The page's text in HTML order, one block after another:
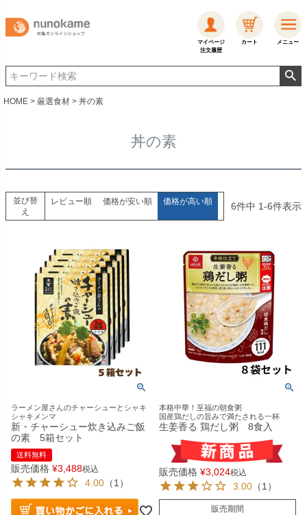
マイページ
注文履歴
カート メニュー
HOME 厳選食材 丼の素
丼の素
並び替
え
レビュー順 価格が安い順 価格が高い順 6件中 1-6件表示
ラーメン屋さんのチャーシューとシャキ
シャキメンマ
新・チャーシュー炊き込みご飯
の素 5箱セット
送料無料
販売価格 ¥3,488税込
4.00 （1）
本格中華！至福の朝食粥
国産鶏だしの旨みで満たされる一杯
生姜香る 鶏だし粥 8食入
販売価格 ¥3,024税込
3.00 （1）
販売期間